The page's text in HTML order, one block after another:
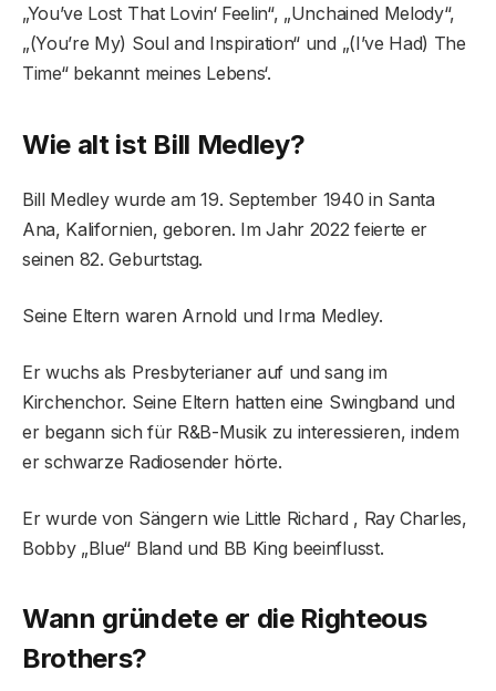
„You’ve Lost That Lovin‘ Feelin“, „Unchained Melody“,
„(You’re My) Soul and Inspiration“ und „(I’ve Had) The
Time“ bekannt meines Lebens‘.
Wie alt ist Bill Medley?
Bill Medley wurde am 19. September 1940 in Santa
Ana, Kalifornien, geboren. Im Jahr 2022 feierte er
seinen 82. Geburtstag.
Seine Eltern waren Arnold und Irma Medley.
Er wuchs als Presbyterianer auf und sang im
Kirchenchor. Seine Eltern hatten eine Swingband und
er begann sich für R&B-Musik zu interessieren, indem
er schwarze Radiosender hörte.
Er wurde von Sängern wie Little Richard , Ray Charles,
Bobby „Blue“ Bland und BB King beeinflusst.
Wann gründete er die Righteous
Brothers?